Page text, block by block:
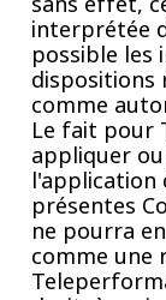
interprétée
possible les
dispositions
comme
Le fait pour
appliquer
l'application
présentes
ne pourra
comme une